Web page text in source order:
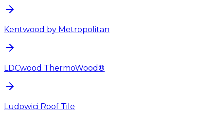
Kentwood by Metropolitan
LDCwood ThermoWood®
Ludowici Roof Tile